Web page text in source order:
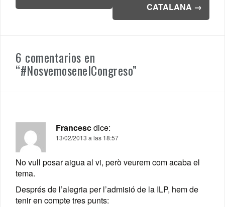
CATALANA →
6 comentarios en
“#NosvemosenelCongreso”
Francescdice:
13/02/2013 a las 18:57
No vull posar aigua al vi, però veurem com acaba el
tema.
Després de l’alegria per l’admisió de la ILP, hem de
tenir en compte tres punts: